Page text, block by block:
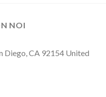
NOI
Diego, CA 92154 United